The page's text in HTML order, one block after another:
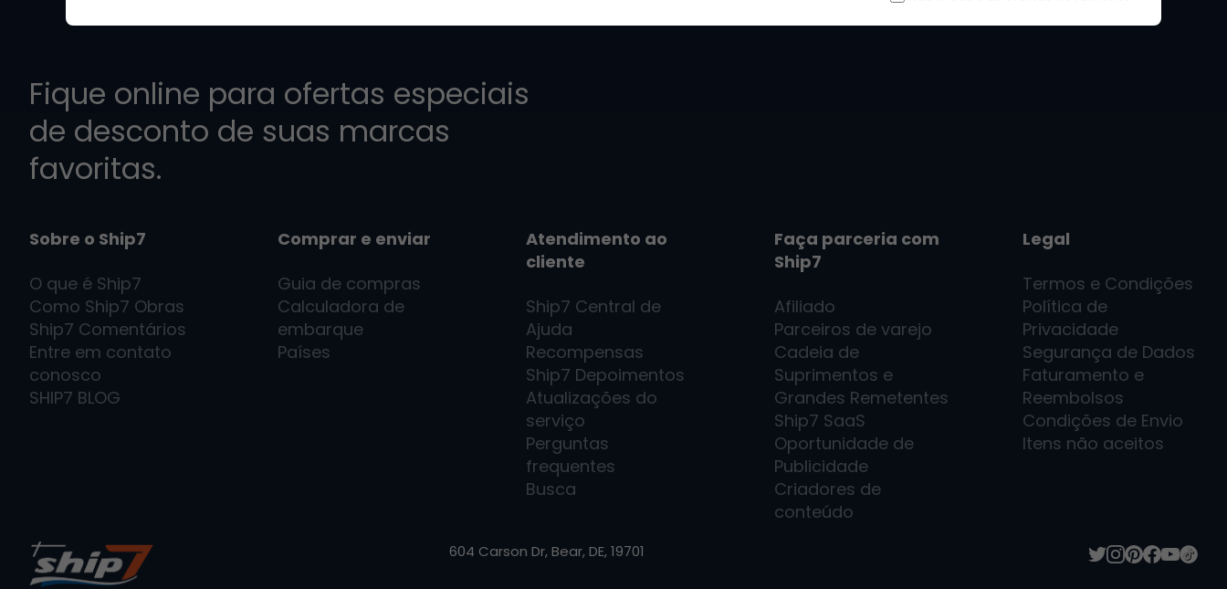
Fique online para ofertas especiais
de desconto de suas marcas
favoritas.
Sobre o Ship7
O que é Ship7
Como Ship7 Obras
Ship7 Comentários
Entre em contato
conosco
SHIP7 BLOG
Comprar e enviar
Guia de compras
Calculadora de
embarque
Países
Atendimento ao
cliente
Ship7 Central de
Ajuda
Recompensas
Ship7 Depoimentos
Atualizações do
serviço
Perguntas
frequentes
Busca
Faça parceria com
Ship7
Afiliado
Parceiros de varejo
Cadeia de
Suprimentos e
Grandes Remetentes
Ship7 SaaS
Oportunidade de
Publicidade
Criadores de
conteúdo
Legal
Termos e Condições
Política de
Privacidade
Segurança de Dados
Faturamento e
Reembolsos
Condições de Envio
Itens não aceitos
604 Carson Dr, Bear, DE, 19701